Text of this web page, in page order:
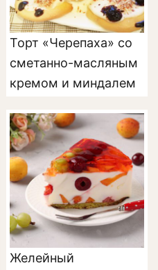
Торт «Черепаха» со
сметанно-масляным
кремом и миндалем
Желейный